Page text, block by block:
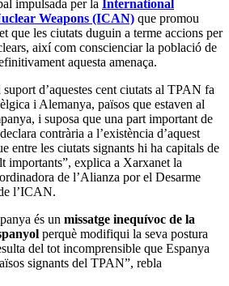
impulsada per la International
Weapons (ICAN) que promou
que les ciutats duguin a terme accions per
així com conscienciar la població de
aquesta amenaça.
d’aquestes cent ciutats al TPAN fa
i Alemanya, països que estaven al
i suposa que una part important de
contrària a l’existència d’aquest
entre les ciutats signants hi ha capitals de
importants”, explica a Xarxanet la
de l’Alianza por el Desarme
l’ICAN.
és un missatge inequívoc de la
perquè modifiqui la seva postura
del tot incomprensible que Espanya
signants del TPAN”, rebla